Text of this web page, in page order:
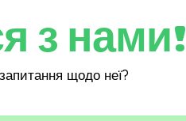
з нами!
щодо неї?